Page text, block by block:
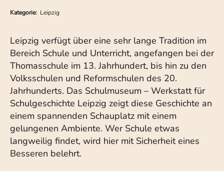
Kategorie: Leipzig
Leipzig verfügt über eine sehr lange Tradition im
Bereich Schule und Unterricht, angefangen bei der
Thomasschule im 13. Jahrhundert, bis hin zu den
Volksschulen und Reformschulen des 20.
Jahrhunderts. Das Schulmuseum – Werkstatt für
Schulgeschichte Leipzig zeigt diese Geschichte an
einem spannenden Schauplatz mit einem
gelungenen Ambiente. Wer Schule etwas
langweilig findet, wird hier mit Sicherheit eines
Besseren belehrt.